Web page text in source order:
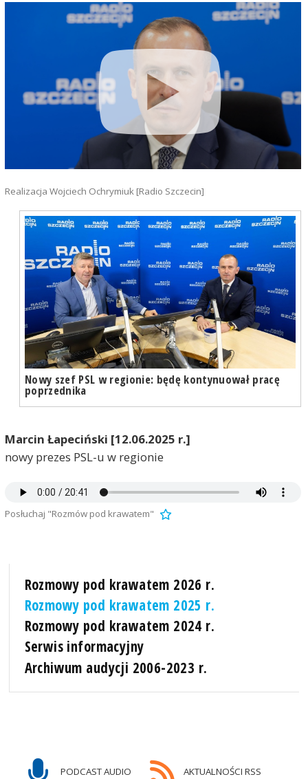
Realizacja Wojciech Ochrymiuk [Radio Szczecin]
Nowy szef PSL w regionie: będę kontynuował pracę
poprzednika
Marcin Łapeciński [12.06.2025 r.]
nowy prezes PSL-u w regionie
Posłuchaj "Rozmów pod krawatem"
Rozmowy pod krawatem 2026 r.
Rozmowy pod krawatem 2025 r.
Rozmowy pod krawatem 2024 r.
Serwis informacyjny
Archiwum audycji 2006-2023 r.
PODCAST AUDIO AKTUALNOŚCI RSS